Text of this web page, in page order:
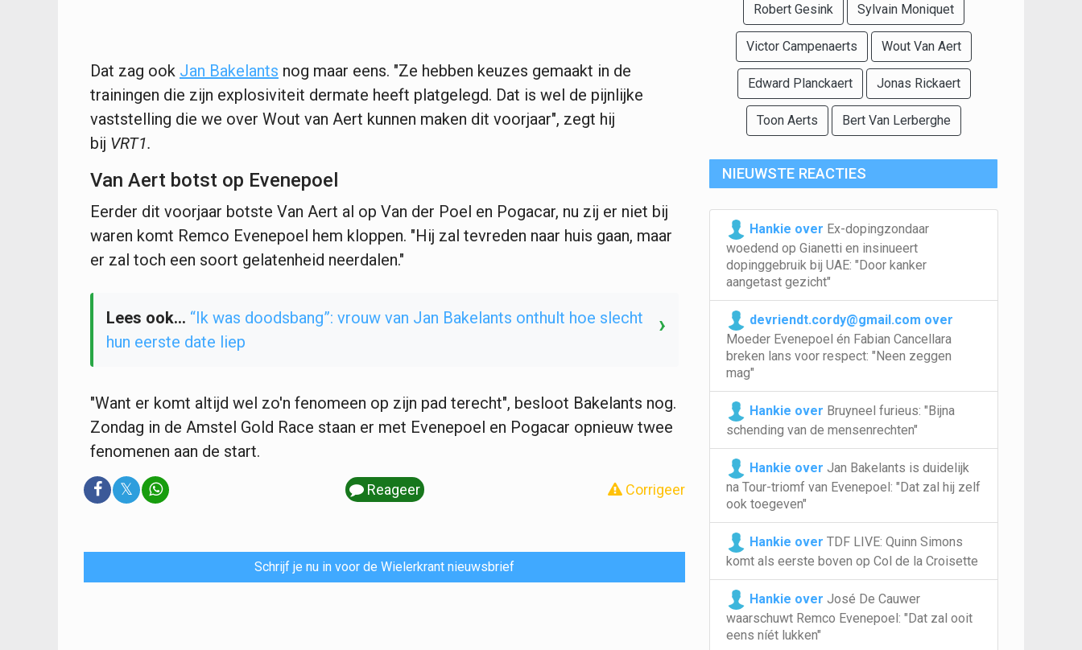
Dat zag ook Jan Bakelants nog maar eens. "Ze hebben keuzes gemaakt in de
trainingen die zijn explosiviteit dermate heeft platgelegd. Dat is wel de pijnlijke
vaststelling die we over Wout van Aert kunnen maken dit voorjaar", zegt hij
bij VRT1.
Van Aert botst op Evenepoel
Eerder dit voorjaar botste Van Aert al op Van der Poel en Pogacar, nu zij er niet bij
waren komt Remco Evenepoel hem kloppen. "Hij zal tevreden naar huis gaan, maar
er zal toch een soort gelatenheid neerdalen."
Lees ook... “Ik was doodsbang”: vrouw van Jan Bakelants onthult hoe slecht
hun eerste date liep
›
"Want er komt altijd wel zo'n fenomeen op zijn pad terecht", besloot Bakelants nog.
Zondag in de Amstel Gold Race staan er met Evenepoel en Pogacar opnieuw twee
fenomenen aan de start.
𝕏 Reageer Corrigeer
Schrijf je nu in voor de Wielerkrant nieuwsbrief
Robert Gesink Sylvain Moniquet
Victor Campenaerts Wout Van Aert
Edward Planckaert Jonas Rickaert
Toon Aerts Bert Van Lerberghe
NIEUWSTE REACTIES
Hankie over Ex-dopingzondaar
woedend op Gianetti en insinueert
dopinggebruik bij UAE: "Door kanker
aangetast gezicht"
devriendt.cordy@gmail.com over
Moeder Evenepoel én Fabian Cancellara
breken lans voor respect: "Neen zeggen
mag"
Hankie over Bruyneel furieus: "Bijna
schending van de mensenrechten"
Hankie over Jan Bakelants is duidelijk
na Tour-triomf van Evenepoel: "Dat zal hij zelf
ook toegeven"
Hankie over TDF LIVE: Quinn Simons
komt als eerste boven op Col de la Croisette
Hankie over José De Cauwer
waarschuwt Remco Evenepoel: "Dat zal ooit
eens níét lukken"